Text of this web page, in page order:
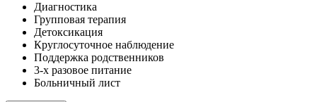
Диагностика
Групповая терапия
Детоксикация
Круглосуточное наблюдение
Поддержка родственников
3-х разовое питание
Больничный лист